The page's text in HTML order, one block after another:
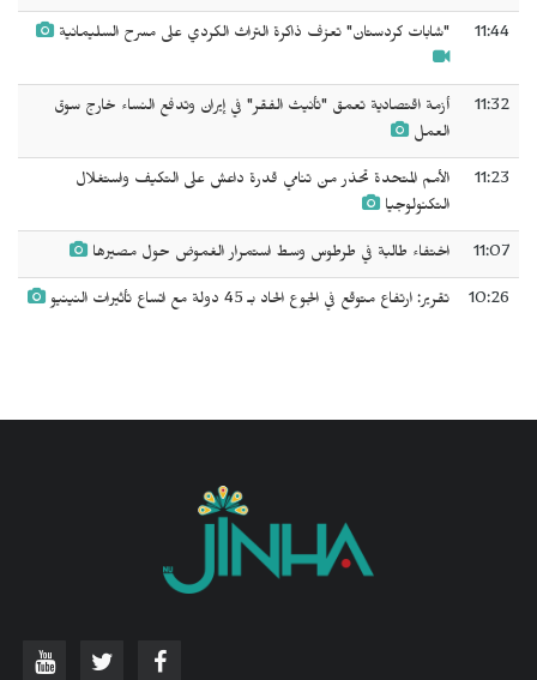
11:44 "شابات كردستان" تعزف ذاكرة التراث الكردي على مسرح السليمانية
11:32
أزمة اقتصادية تعمق "تأنيث الفقر" في إيران وتدفع النساء خارج سوق
العمل
11:23
الأمم المتحدة تحذر من تنامي قدرة داعش على التكيف واستغلال
التكنولوجيا
11:07 اختفاء طالبة في طرطوس وسط استمرار الغموض حول مصيرها
10:26 تقرير: ارتفاع متوقع في الجوع الحاد بـ 45 دولة مع اتساع تأثيرات النينيو